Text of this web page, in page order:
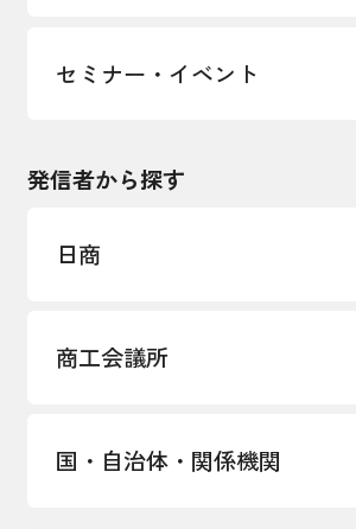
セミナー・イベント
発信者から探す
日商
商工会議所
国・自治体・関係機関